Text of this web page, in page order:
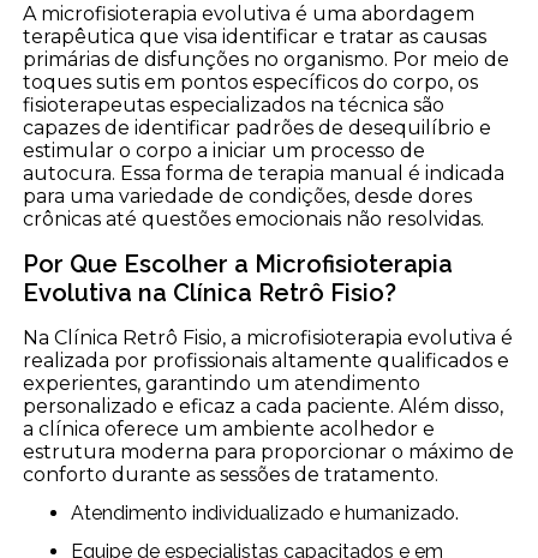
A microfisioterapia evolutiva é uma abordagem
terapêutica que visa identificar e tratar as causas
primárias de disfunções no organismo. Por meio de
toques sutis em pontos específicos do corpo, os
fisioterapeutas especializados na técnica são
capazes de identificar padrões de desequilíbrio e
estimular o corpo a iniciar um processo de
autocura. Essa forma de terapia manual é indicada
para uma variedade de condições, desde dores
crônicas até questões emocionais não resolvidas.
Por Que Escolher a Microfisioterapia
Evolutiva na Clínica Retrô Fisio?
Na Clínica Retrô Fisio, a microfisioterapia evolutiva é
realizada por profissionais altamente qualificados e
experientes, garantindo um atendimento
personalizado e eficaz a cada paciente. Além disso,
a clínica oferece um ambiente acolhedor e
estrutura moderna para proporcionar o máximo de
conforto durante as sessões de tratamento.
Atendimento individualizado e humanizado.
Equipe de especialistas capacitados e em